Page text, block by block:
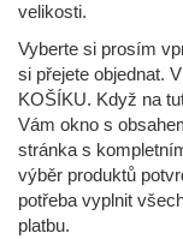
velikosti.
Vyberte si prosím
si přejete objednat.
KOŠÍKU. Když na
Vám okno s
stránka s
výběr produktů
potřeba vyplnit
platbu.